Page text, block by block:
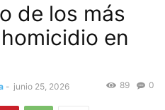
de los más
en
- junio 25, 2026 0
89